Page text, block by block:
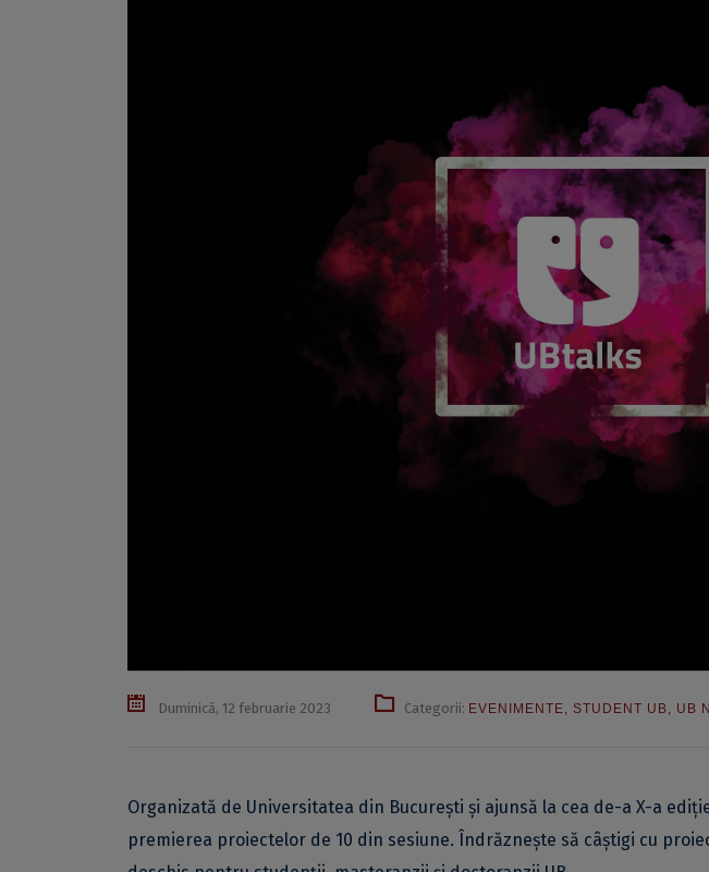
Duminică, 12 februarie 2023 Categorii: EVENIMENTE, STUDENT UB, UB
Organizată de Universitatea din București și ajunsă la cea de-a X-a
premierea proiectelor de 10 din sesiune. Îndrăznește să câștigi cu